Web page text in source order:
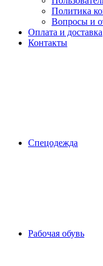
Политика
Вопросы и
Оплата и доставка
Контакты
Спецодежда
Рабочая обувь